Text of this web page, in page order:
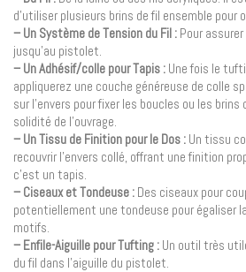
d’utiliser plusieurs brins de fil ensemble pour
– Un Système de Tension du Fil : Pour
jusqu’au pistolet.
– Un Adhésif/colle pour Tapis : Une fois le
appliquerez une couche généreuse de colle
sur l’envers pour fixer les boucles ou les
solidité de l’ouvrage.
– Un Tissu de Finition pour le Dos : Un tissu
recouvrir l’envers collé, offrant une finition
c’est un tapis.
– Ciseaux et Tondeuse : Des ciseaux pour
potentiellement une tondeuse pour égaliser
motifs.
– Enfile-Aiguille pour Tufting : Un outil très
du fil dans l’aiguille du pistolet.